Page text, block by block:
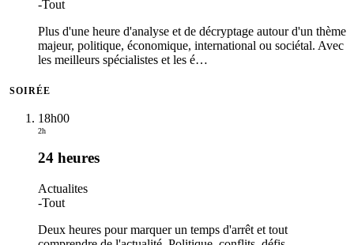
-Tout
Plus d'une heure d'analyse et de décryptage autour d'un thème
majeur, politique, économique, international ou sociétal. Avec
les meilleurs spécialistes et les é…
SOIRÉE
18h00
2h
24 heures
Actualites
-Tout
Deux heures pour marquer un temps d'arrêt et tout